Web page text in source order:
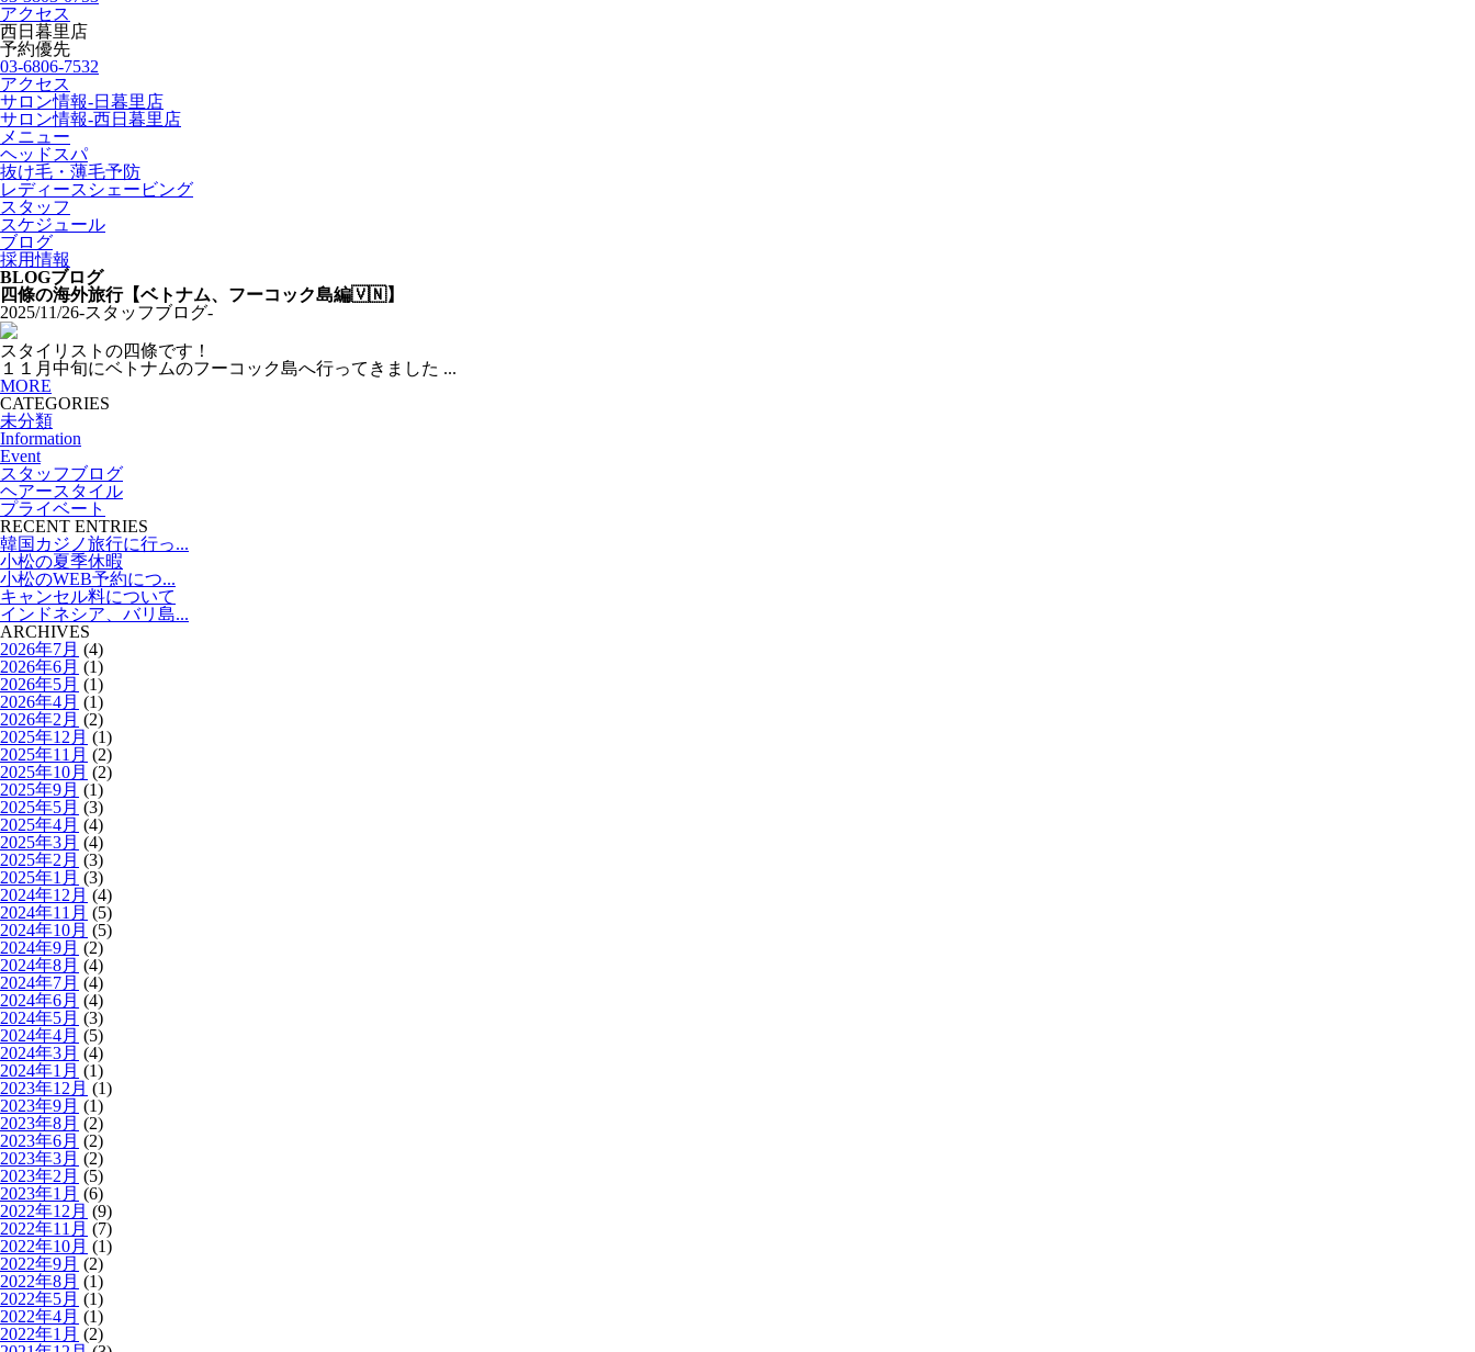
アクセス
西日暮里店
予約優先
03-6806-7532
アクセス
サロン情報-日暮里店
サロン情報-西日暮里店
メニュー
ヘッドスパ
抜け毛・薄毛予防
レディースシェービング
スタッフ
スケジュール
ブログ
採用情報
BLOGブログ
四條の海外旅行【ベトナム、フーコック島編🇻🇳】
2025/11/26-スタッフブログ-
スタイリストの四條です！
１１月中旬にベトナムのフーコック島へ行ってきました ...
MORE
CATEGORIES
未分類
Information
Event
スタッフブログ
ヘアースタイル
プライベート
RECENT ENTRIES
韓国カジノ旅行に行っ...
小松の夏季休暇
小松のWEB予約につ...
キャンセル料について
インドネシア、バリ島...
ARCHIVES
2026年7月 (4)
2026年6月 (1)
2026年5月 (1)
2026年4月 (1)
2026年2月 (2)
2025年12月 (1)
2025年11月 (2)
2025年10月 (2)
2025年9月 (1)
2025年5月 (3)
2025年4月 (4)
2025年3月 (4)
2025年2月 (3)
2025年1月 (3)
2024年12月 (4)
2024年11月 (5)
2024年10月 (5)
2024年9月 (2)
2024年8月 (4)
2024年7月 (4)
2024年6月 (4)
2024年5月 (3)
2024年4月 (5)
2024年3月 (4)
2024年1月 (1)
2023年12月 (1)
2023年9月 (1)
2023年8月 (2)
2023年6月 (2)
2023年3月 (2)
2023年2月 (5)
2023年1月 (6)
2022年12月 (9)
2022年11月 (7)
2022年10月 (1)
2022年9月 (2)
2022年8月 (1)
2022年5月 (1)
2022年4月 (1)
2022年1月 (2)